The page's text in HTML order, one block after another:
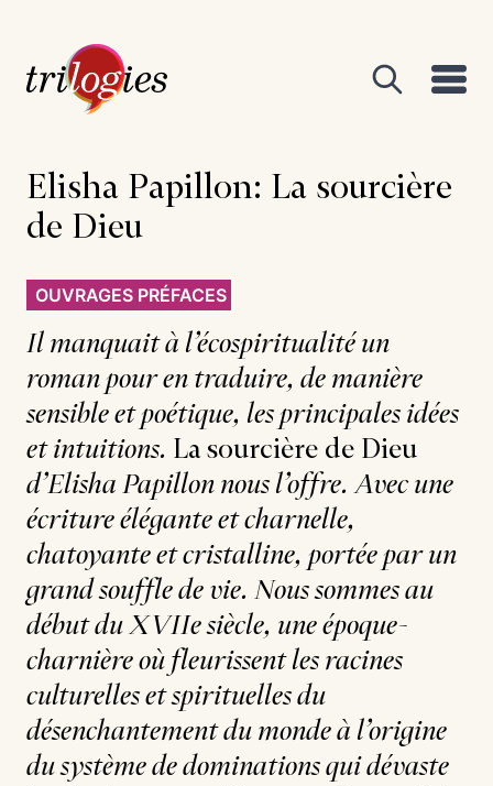
Elisha Papillon: La sourcière
de Dieu
OUVRAGES PRÉFACES
Il manquait à l’écospiritualité un
roman pour en traduire, de manière
sensible et poétique, les principales idées
et intuitions. La sourcière de Dieu
d’Elisha Papillon nous l’offre. Avec une
écriture élégante et charnelle,
chatoyante et cristalline, portée par un
grand souffle de vie. Nous sommes au
début du XVIIe siècle, une époque-
charnière où fleurissent les racines
culturelles et spirituelles du
désenchantement du monde à l’origine
du système de dominations qui dévaste